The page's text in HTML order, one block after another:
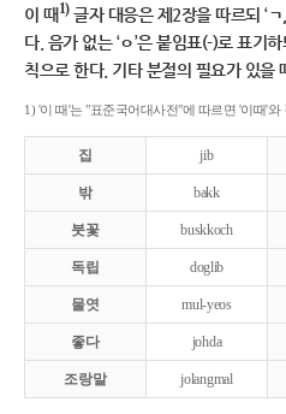
이 때1)글자 대응은 제2장을 따르되 ‘ㄱ
다. 음가 없는 ‘ㅇ’은 붙임표(-)로 표기
칙으로 한다. 기타 분절의 필요가 있을
1) '이 때'는 "표준국어대사전"에 따르면 '이때'와
집 jib
밖 bakk
붓꽃 buskkoch
독립 doglib
물엿 mul-yeos
좋다 johda
조랑말 jolangmal